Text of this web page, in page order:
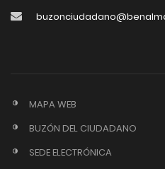
MAPA WEB
BUZÓN DEL CIUDADANO
SEDE ELECTRÓNICA